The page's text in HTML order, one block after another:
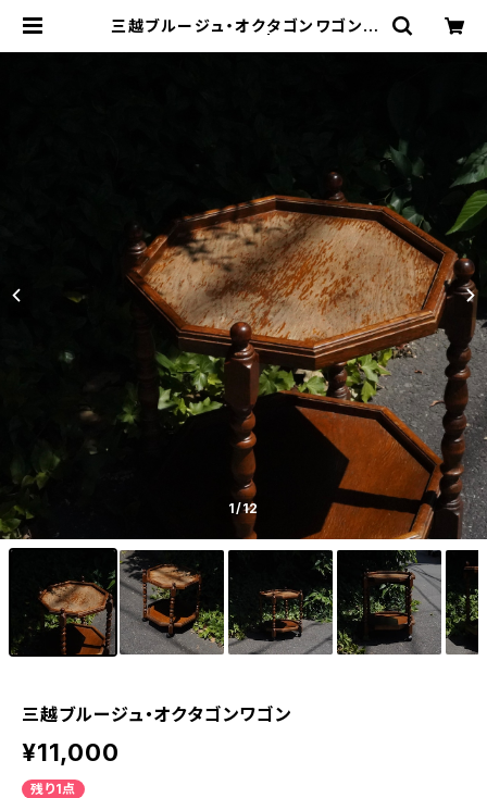
三越ブルージュ・オクタゴンワゴン |
1/12
三越ブルージュ・オクタゴンワゴン
¥11,000
残り1点